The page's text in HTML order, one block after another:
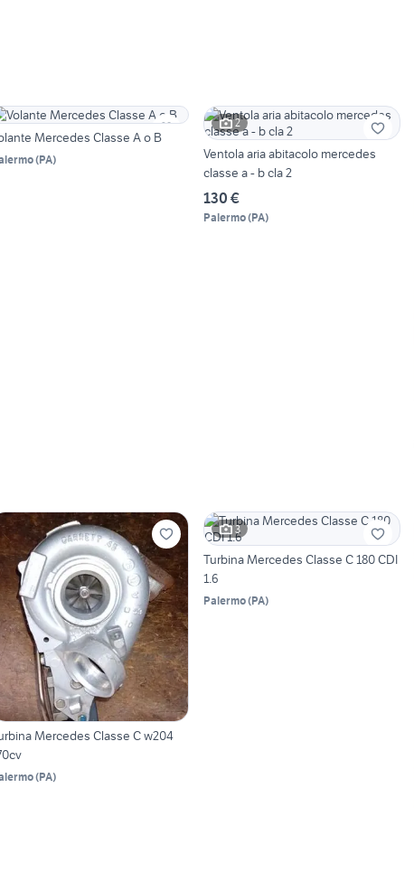
Mercedes Classe A o B
(PA)
2
Ventola aria abitacolo mercedes
classe a - b cla 2
130 €
Palermo(PA)
Mercedes Classe C w204
(PA)
3
Turbina Mercedes Classe C 180 CDI
1.6
Palermo(PA)